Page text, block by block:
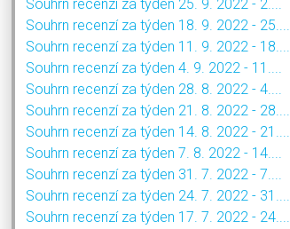
Souhrn recenzí za týden 25. 9. 2022 - 2....
Souhrn recenzí za týden 18. 9. 2022 - 25....
Souhrn recenzí za týden 11. 9. 2022 - 18....
Souhrn recenzí za týden 4. 9. 2022 - 11....
Souhrn recenzí za týden 28. 8. 2022 - 4....
Souhrn recenzí za týden 21. 8. 2022 - 28....
Souhrn recenzí za týden 14. 8. 2022 - 21....
Souhrn recenzí za týden 7. 8. 2022 - 14....
Souhrn recenzí za týden 31. 7. 2022 - 7....
Souhrn recenzí za týden 24. 7. 2022 - 31....
Souhrn recenzí za týden 17. 7. 2022 - 24....